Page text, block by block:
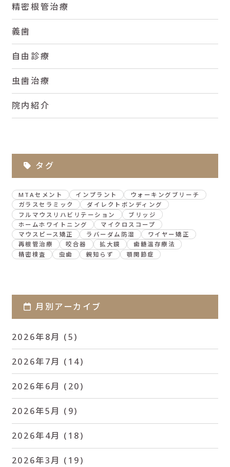
精密根管治療
義歯
自由診療
虫歯治療
院内紹介
タグ
MTAセメント インプラント
ウォーキングブリーチ
ガラスセラミック
ダイレクトボンディング
フルマウスリハビリテーション
ブリッジ
ホームホワイトニング
マイクロスコープ
マウスピース矯正
ラバーダム防湿
ワイヤー矯正
再根管治療
咬合器 拡大鏡
歯髄温存療法
精密検査
虫歯 親知らず 顎関節症
月別アーカイブ
2026年8月 (5)
2026年7月 (14)
2026年6月 (20)
2026年5月 (9)
2026年4月 (18)
2026年3月 (19)